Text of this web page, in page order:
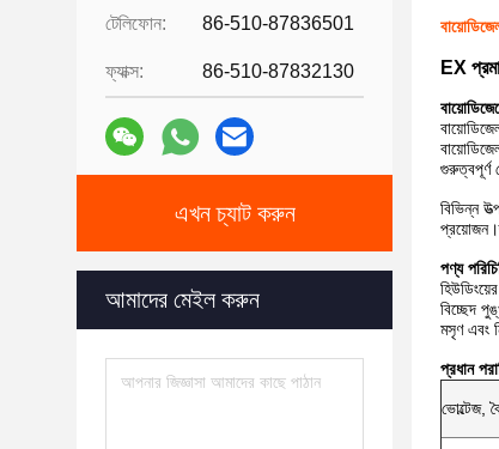
টেলিফোন: 86-510-87836501
ফ্যাক্স: 86-510-87832130
এখন চ্যাট করুন
আমাদের মেইল ​​করুন
EX
বিভিন্ন
পণ্য
বিচ্ছেদ
মসৃণ এবং
প্রধান
ভোল্টেজ,